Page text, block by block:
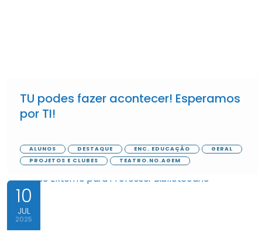
TU podes fazer acontecer! Esperamos
por TI!
ALUNOS DESTAQUE ENC. EDUCAÇÃO
GERAL
PROJETOS E CLUBES
TEATRO.NO.AGEM
10
JUL
2025